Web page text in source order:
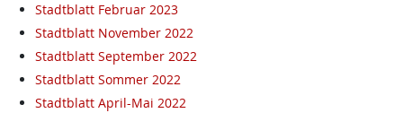
Stadtblatt Februar 2023
Stadtblatt November 2022
Stadtblatt September 2022
Stadtblatt Sommer 2022
Stadtblatt April-Mai 2022